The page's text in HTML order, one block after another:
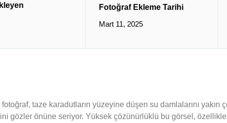
Fotoğraf Ekleme Tarihi
Mart 11, 2025
taze karadutların yüzeyine düşen su damlalarını
gözler önüne seriyor. Yüksek çözünürlüklü bu görsel,